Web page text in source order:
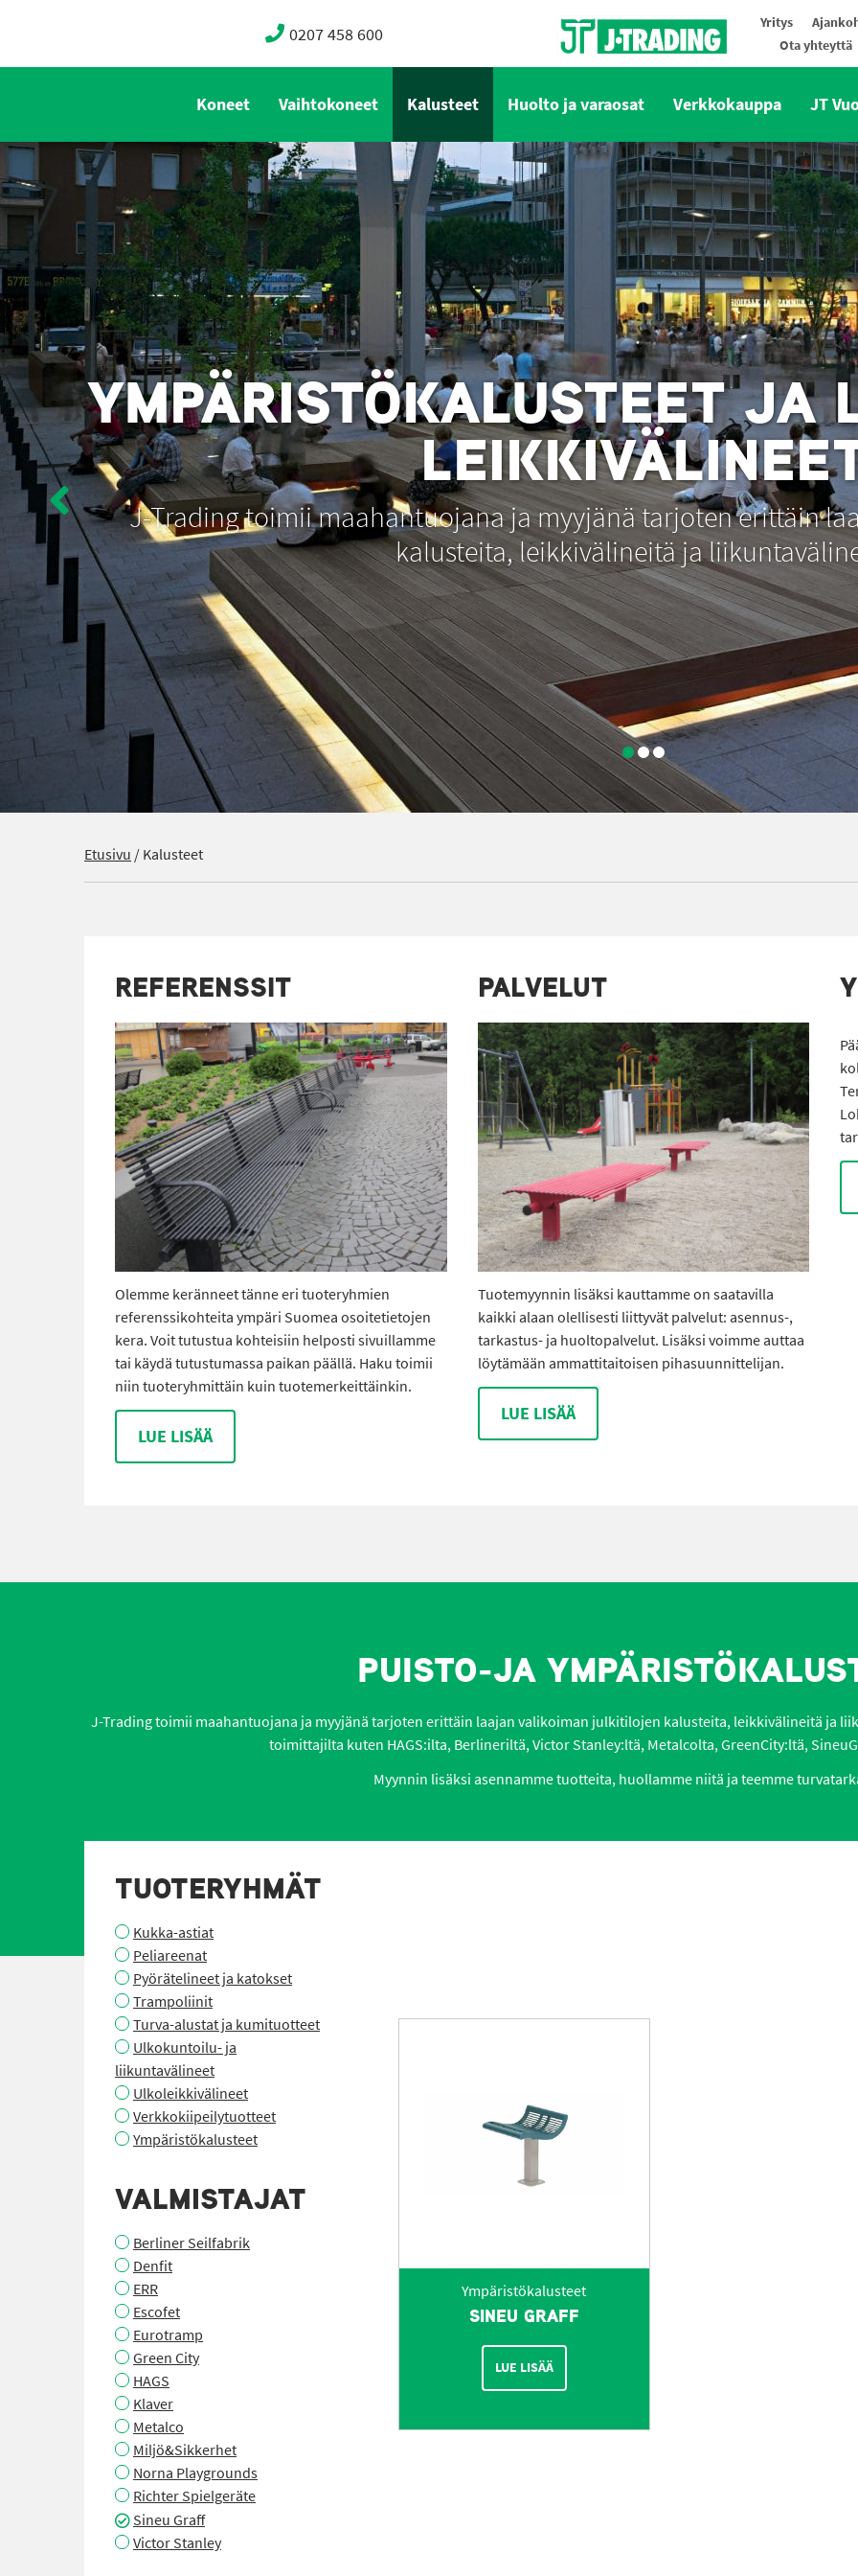
0207 458 600 Yritys
Ota yhteyttä
Koneet Vaihtokoneet Kalusteet Huolto ja varaosat Verkkokauppa JT
YMPÄRISTÖKALUSTEET JA
J-Trading toimii maahantuojana ja myyjänä tarjoten erittäin
kalusteita, leikkivälineitä ja
Etusivu /Kalusteet
REFERENSSIT
Olemme keränneet tänne eri tuoteryhmien
referenssikohteita ympäri Suomea osoitetietojen
kera. Voit tutustua kohteisiin helposti sivuillamme
tai käydä tutustumassa paikan päällä. Haku toimii
niin tuoteryhmittäin kuin tuotemerkeittäinkin.
LUE LISÄÄ
PALVELUT
Tuotemyynnin lisäksi kauttamme on saatavilla
kaikki alaan olellisesti liittyvät palvelut: asennus-,
tarkastus- ja huoltopalvelut. Lisäksi voimme auttaa
löytämään ammattitaitoisen pihasuunnittelijan.
LUE LISÄÄ
PUISTO-JA
J-Trading toimii maahantuojana ja myyjänä tarjoten erittäin laajan valikoiman julkitilojen kalusteita, leikkivälineitä ja
toimittajilta kuten HAGS:ilta, Berlineriltä, Victor Stanley:ltä, Metalcolta, GreenCity:ltä,
Myynnin lisäksi asennamme tuotteita, huollamme niitä ja teemme
TUOTERYHMÄT
Kukka-astiat
Peliareenat
Pyörätelineet ja katokset
Trampoliinit
Turva-alustat ja kumituotteet
Ulkokuntoilu- ja
liikuntavälineet
Ulkoleikkivälineet
Verkkokiipeilytuotteet
Ympäristökalusteet
VALMISTAJAT
Berliner Seilfabrik
Denfit
ERR
Escofet
Eurotramp
Green City
HAGS
Klaver
Metalco
Miljö&Sikkerhet
Norna Playgrounds
Richter Spielgeräte
Sineu Graff
Victor Stanley
Ympäristökalusteet
SINEU GRAFF
LUE LISÄÄ